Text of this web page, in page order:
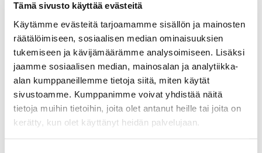
Tämä sivusto käyttää evästeitä
Käytämme evästeitä tarjoamamme sisällön ja mainosten
räätälöimiseen, sosiaalisen median ominaisuuksien
tukemiseen ja kävijämäärämme analysoimiseen. Lisäksi
jaamme sosiaalisen median, mainosalan ja analytiikka-
alan kumppaneillemme tietoja siitä, miten käytät
sivustoamme. Kumppanimme voivat yhdistää näitä
tietoja muihin tietoihin, joita olet antanut heille tai joita on
kerätty, kun olet käyttänyt heidän palvelujaan.
Puheenjohtaja
Anja Kinnunen
puh. 0400 419 627
anjakinnunen@luukku.com
Kirkkonummen Seudun Invalidit -
Kyrkslättsnejdens Invalider ry
Jäsenmaksu 7,00 €